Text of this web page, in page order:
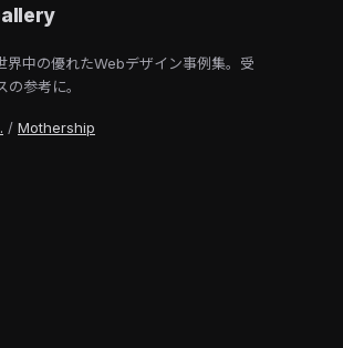
界中の優れたWebデザイン事例集。受
参考に。
/ Mothership